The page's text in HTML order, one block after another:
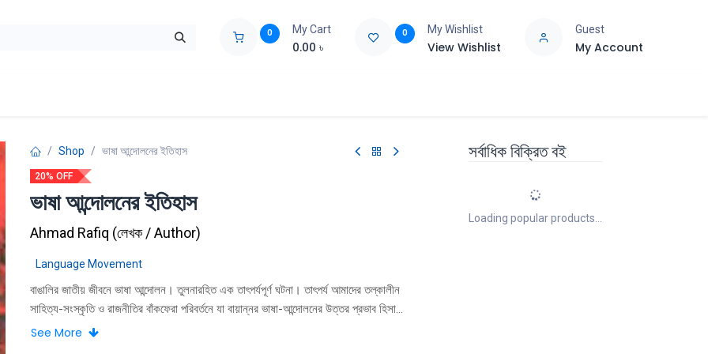
0 My Cart
0.00 ৳
0 My Wishlist
View Wishlist
Guest
My Account
Shop ভাষা আন্দোলনের ইতিহাস
20% OFF
ভাষা আন্দোলনের ইতিহাস
Ahmad Rafiq (লেখক / Author)
Language Movement
বাঙালির জাতীয় জীবনে ভাষা আন্দোলন। তুলনারহিত এক তাৎপর্যপূর্ণ ঘটনা। তাৎপর্য আমাদের তল্কালীন
সাহিত্য-সংস্কৃতি ও রাজনীতির বাঁকফেরা পরিবর্তনে যা বায়ান্নর ভাষা-আন্দোলনের উত্তর প্রভাব হিসাবে
বিবেচিত। সে প্রভাব গভীরভাবে স্পর্শ করেছে পরবর্তী দশকের জাতীয়তাবাদী চেতনার বিকাশ এবং
See More
সর্বাধিক বিক্রিত বই
Loading popular products...